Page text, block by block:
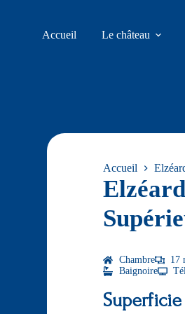
Accueil Le château
Accueil
Chambre 17
Baignoire
Superficie